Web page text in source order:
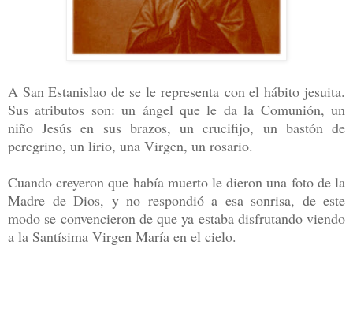
A San Estanislao de se le representa con el hábito jesuita.
Sus atributos son: un ángel que le da la Comunión, un
niño Jesús en sus brazos, un crucifijo, un bastón de
peregrino, un lirio, una Virgen, un rosario.
Cuando creyeron que había muerto le dieron una foto de la
Madre de Dios, y no respondió a esa sonrisa, de este
modo se convencieron de que ya estaba disfrutando viendo
a la Santísima Virgen María en el cielo.